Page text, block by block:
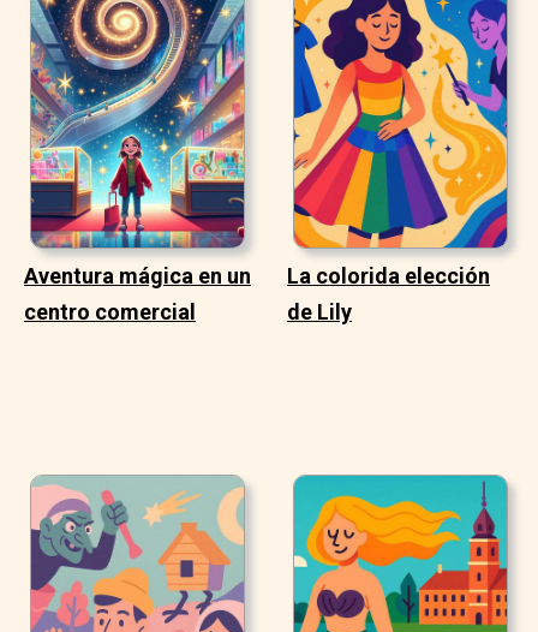
Aventura mágica en un
centro comercial
La colorida elección
de Lily